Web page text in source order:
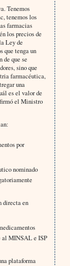
Tenemos
tenemos los
farmacias
los precios de
Ley de
que tenga un
que se
sino que
farmacéutica,
una
es el valor de
el Ministro
por
nominado
directa en
al MINSAL e ISP
plataforma